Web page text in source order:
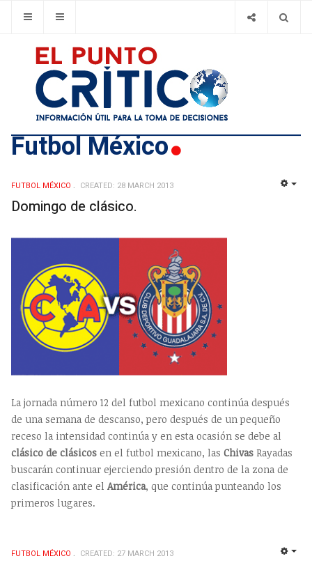
Futbol México
FUTBOL MÉXICO CREATED: 28 MARCH 2013
Domingo de clásico.
La jornada número 12 del futbol mexicano continúa después
de una semana de descanso, pero después de un pequeño
receso la intensidad continúa y en esta ocasión se debe al
clásico de clásicos en el futbol mexicano, las Chivas Rayadas
buscarán continuar ejerciendo presión dentro de la zona de
clasificación ante el América, que continúa punteando los
primeros lugares.
FUTBOL MÉXICO CREATED: 27 MARCH 2013